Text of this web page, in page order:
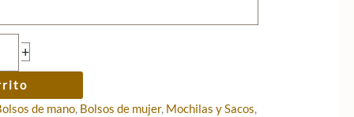
+
de mano, Bolsos de mujer, Mochilas y Sacos,